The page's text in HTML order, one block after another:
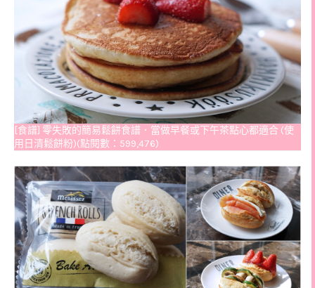
[食譜] 零失敗的簡易鬆餅食譜．當做早餐或下午茶點心都適合 (使
用日清鬆餅粉)(點閱數：599,476)